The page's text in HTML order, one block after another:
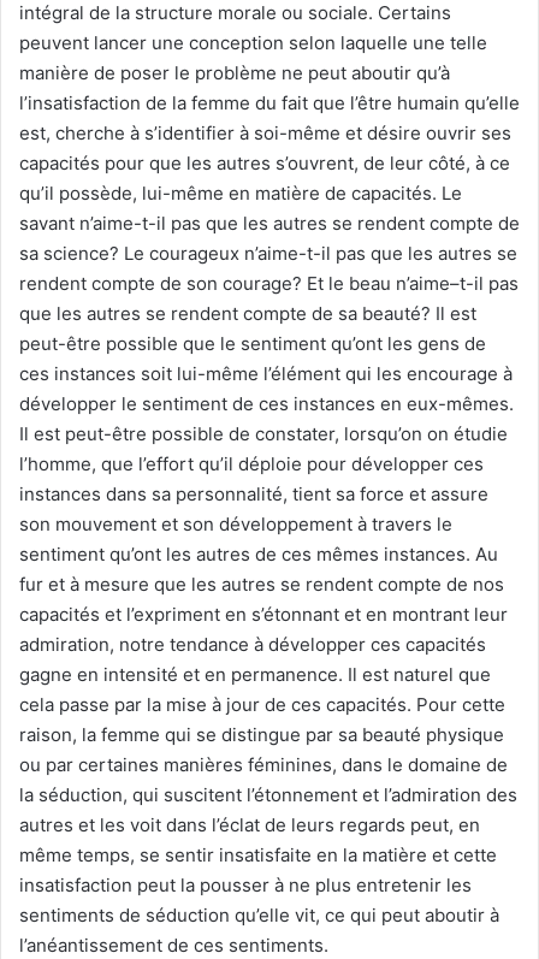
intégral de la structure morale ou sociale. Certains
peuvent lancer une conception selon laquelle une telle
manière de poser le problème ne peut aboutir qu’à
l’insatisfaction de la femme du fait que l’être humain qu’elle
est, cherche à s’identifier à soi-même et désire ouvrir ses
capacités pour que les autres s’ouvrent, de leur côté, à ce
qu’il possède, lui-même en matière de capacités. Le
savant n’aime-t-il pas que les autres se rendent compte de
sa science? Le courageux n’aime-t-il pas que les autres se
rendent compte de son courage? Et le beau n’aime–t-il pas
que les autres se rendent compte de sa beauté? Il est
peut-être possible que le sentiment qu’ont les gens de
ces instances soit lui-même l’élément qui les encourage à
développer le sentiment de ces instances en eux-mêmes.
Il est peut-être possible de constater, lorsqu’on on étudie
l’homme, que l’effort qu’il déploie pour développer ces
instances dans sa personnalité, tient sa force et assure
son mouvement et son développement à travers le
sentiment qu’ont les autres de ces mêmes instances. Au
fur et à mesure que les autres se rendent compte de nos
capacités et l’expriment en s’étonnant et en montrant leur
admiration, notre tendance à développer ces capacités
gagne en intensité et en permanence. Il est naturel que
cela passe par la mise à jour de ces capacités. Pour cette
raison, la femme qui se distingue par sa beauté physique
ou par certaines manières féminines, dans le domaine de
la séduction, qui suscitent l’étonnement et l’admiration des
autres et les voit dans l’éclat de leurs regards peut, en
même temps, se sentir insatisfaite en la matière et cette
insatisfaction peut la pousser à ne plus entretenir les
sentiments de séduction qu’elle vit, ce qui peut aboutir à
l’anéantissement de ces sentiments.